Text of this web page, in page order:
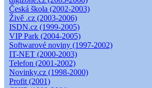
Česká škola (2002-2003)
Živě .cz (2003-2006)
ISDN.cz (1999-2005)
VIP Park (2004-2005)
Softwarové noviny (1997-2002)
IT-NET (2000-2003)
Telefon (2001-2002)
Novinky.cz (1998-2000)
Profit (2001)